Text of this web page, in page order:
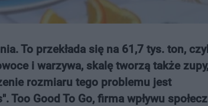
To przekłada się na 61,7 tys. ton,
i warzywa, skalę tworzą także zupy,
rozmiaru tego problemu jest
Good To Go, firma wpływu